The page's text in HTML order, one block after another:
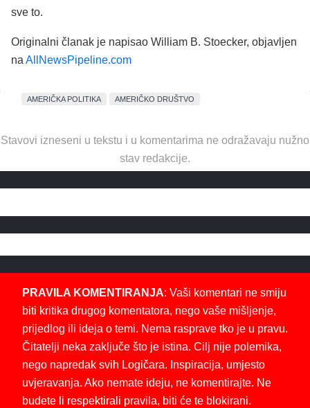
sve to.
Originalni članak je napisao William B. Stoecker, objavljen
na AllNewsPipeline.com
AMERIČKA POLITIKA AMERIČKO DRUŠTVO
Stavovi izneseni u tekstu i u komentarima ne odražavaju nužno
stav redakcije.
PRAVILA KOMENTIRANJA: Vaši komentari ne smiju
biti kritika drugog komentatora, nego vaše mišljenje,
prijedlog ili ideja o temi. Nema rasprave tko je u pravu.
Čitatelji neka zaključe što je istina. Cilj nije polemika,
nego napredak svih Logičara. Inspiracija, umjesto
uvjeravanja. Ako nemate ideju, ne komentirajte. Ne
budete li respektirali pravila, biti će te blokirani.